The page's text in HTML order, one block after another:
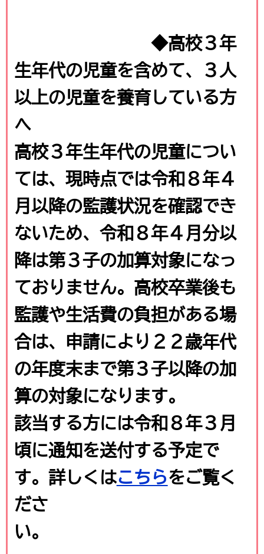
◆高校３年
生年代の児童を含めて、３人
以上の児童を養育している方
へ
高校３年生年代の児童につい
ては、現時点では令和８年４
月以降の監護状況を確認でき
ないため、令和８年４月分以
降は第３子の加算対象になっ
ておりません。高校卒業後も
監護や生活費の負担がある場
合は、申請により２２歳年代
の年度末まで第３子以降の加
算の対象になります。
該当する方には令和８年３月
頃に通知を送付する予定で
す。詳しくはこちらをご覧く
ださ
い。